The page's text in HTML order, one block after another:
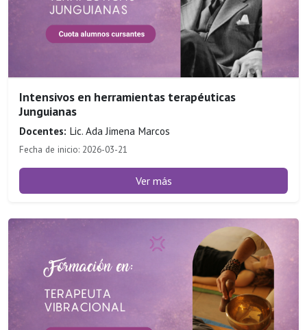
Intensivos en herramientas terapéuticas
Junguianas
Docentes: Lic. Ada Jimena Marcos
Fecha de inicio: 2026-03-21
Ver más